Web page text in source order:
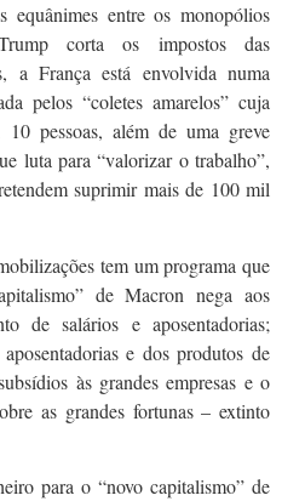
equânimes entre os monopólios
corta os impostos das
a França está envolvida numa
pelos “coletes amarelos” cuja
pessoas, além de uma greve
luta para “valorizar o trabalho”,
suprimir mais de 100 mil
tem um programa que
de Macron nega aos
de salários e aposentadorias;
e dos produtos de
às grandes empresas e o
as grandes fortunas – extinto
para o “novo capitalismo” de